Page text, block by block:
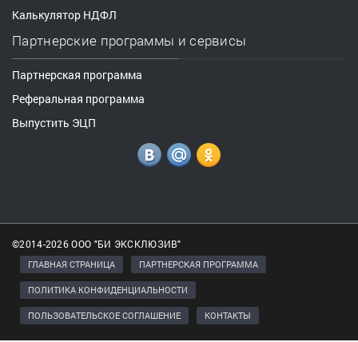
Калькулятор НДФЛ
Партнерские программы и сервисы
Партнерская программа
Реферальная программа
Выпустить ЭЦП
©2014-2026 ООО "БИ ЭКСКЛЮЗИВ"
ГЛАВНАЯ СТРАНИЦА ПАРТНЕРСКАЯ ПРОГРАММА
ПОЛИТИКА КОНФИДЕНЦИАЛЬНОСТИ
ПОЛЬЗОВАТЕЛЬСКОЕ СОГЛАШЕНИЕ КОНТАКТЫ